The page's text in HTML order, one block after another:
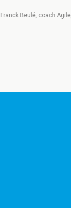
Franck Beulé, coach